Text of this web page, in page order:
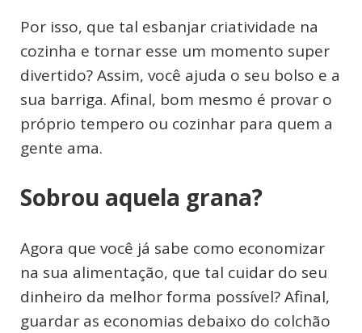
Por isso, que tal esbanjar criatividade na
cozinha e tornar esse um momento super
divertido? Assim, você ajuda o seu bolso e a
sua barriga. Afinal, bom mesmo é provar o
próprio tempero ou cozinhar para quem a
gente ama.
Sobrou aquela grana?
Agora que você já sabe como economizar
na sua alimentação, que tal cuidar do seu
dinheiro da melhor forma possível? Afinal,
guardar as economias debaixo do colchão